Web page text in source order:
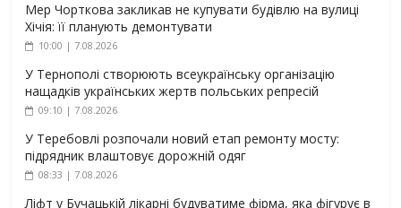
Мер Чорткова закликав не купувати будівлю на вулиці
Хічія: її планують демонтувати
10:00 | 7.08.2026
У Тернополі створюють всеукраїнську організацію
нащадків українських жертв польських репресій
09:10 | 7.08.2026
У Теребовлі розпочали новий етап ремонту мосту:
підрядник влаштовує дорожній одяг
08:33 | 7.08.2026
Ліфт у Бучацькій лікарні будуватиме фірма, яка фігурує в